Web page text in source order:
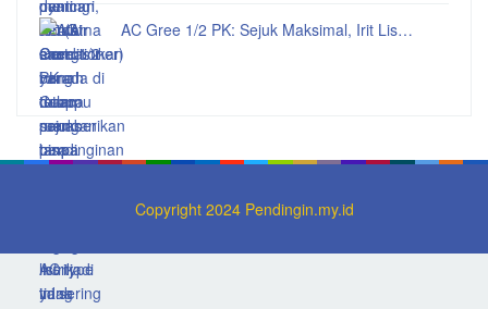
AC Gree 1/2 PK: Sejuk Maksimal, Irit Lis…
Copyright 2024 Pendingin.my.id